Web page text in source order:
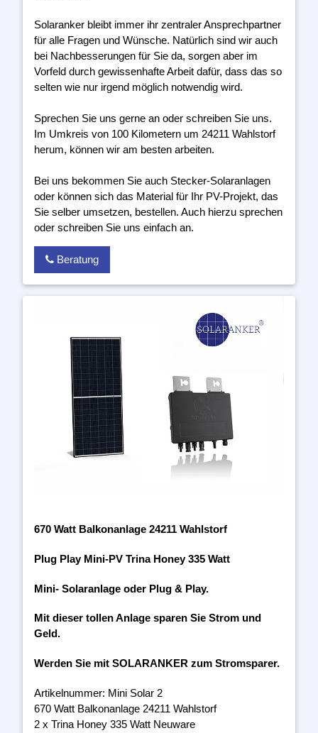
Solaranker bleibt immer ihr zentraler Ansprechpartner
für alle Fragen und Wünsche. Natürlich sind wir auch
bei Nachbesserungen für Sie da, sorgen aber im
Vorfeld durch gewissenhafte Arbeit dafür, dass das so
selten wie nur irgend möglich notwendig wird.
Sprechen Sie uns gerne an oder schreiben Sie uns.
Im Umkreis von 100 Kilometern um 24211 Wahlstorf
herum, können wir am besten arbeiten.
Bei uns bekommen Sie auch Stecker-Solaranlagen
oder können sich das Material für Ihr PV-Projekt, das
Sie selber umsetzen, bestellen. Auch hierzu sprechen
oder schreiben Sie uns einfach an.
Beratung
670 Watt Balkonanlage 24211 Wahlstorf
Plug Play Mini-PV Trina Honey 335 Watt
Mini- Solaranlage oder Plug & Play.
Mit dieser tollen Anlage sparen Sie Strom und
Geld.
Werden Sie mit SOLARANKER zum Stromsparer.
Artikelnummer: Mini Solar 2
670 Watt Balkonanlage 24211 Wahlstorf
2 x Trina Honey 335 Watt Neuware